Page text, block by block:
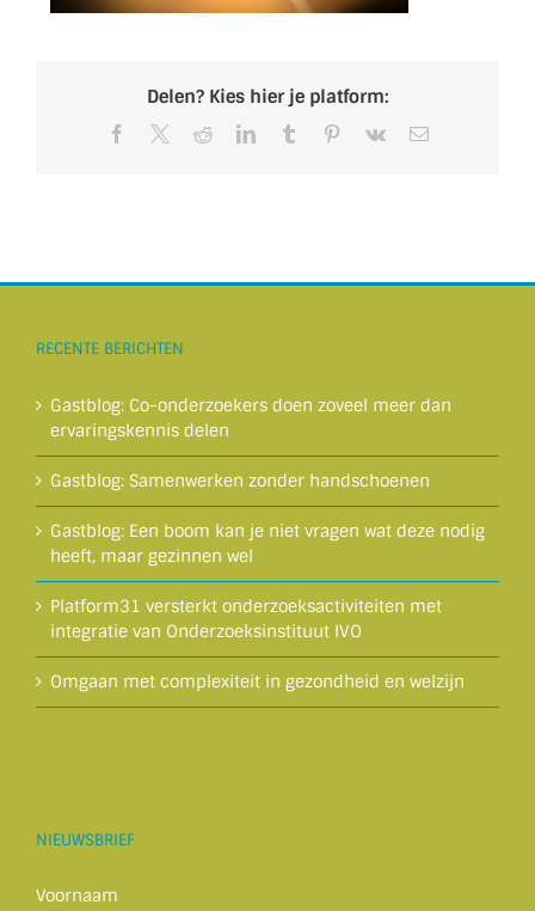
Delen? Kies hier je platform:
Facebook RedditLinkedInTumblr Pinterest
Vk
E-
RECENTE BERICHTEN
Gastblog: Co-onderzoekers doen zoveel meer dan
ervaringskennis delen
Gastblog: Samenwerken zonder handschoenen
Gastblog: Een boom kan je niet vragen wat deze nodig
heeft, maar gezinnen wel
Platform31 versterkt onderzoeksactiviteiten met
integratie van Onderzoeksinstituut IVO
Omgaan met complexiteit in gezondheid en welzijn
NIEUWSBRIEF
Voornaam